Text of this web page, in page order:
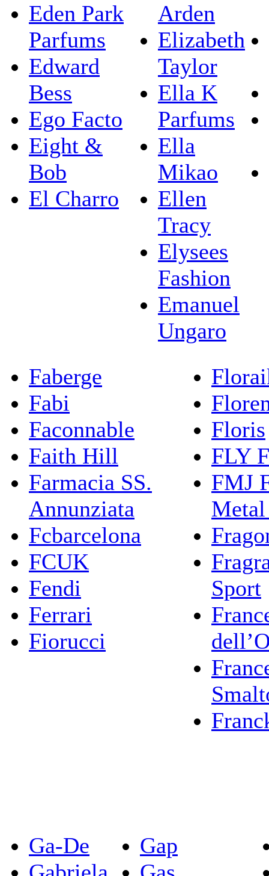
Eden Park
Parfums
Edward
Bess
Ego Facto
Eight &
Bob
El Charro
Arden
Elizabeth
Taylor
Ella K
Parfums
Ella
Mikao
Ellen
Tracy
Elysees
Fashion
Emanuel
Ungaro
Faberge
Fabi
Faconnable
Faith Hill
Farmacia SS.
Annunziata
Fcbarcelona
FCUK
Fendi
Ferrari
Fiorucci
Floris
FLY
FMJ
Metal
Sport
Ga-De
Gap